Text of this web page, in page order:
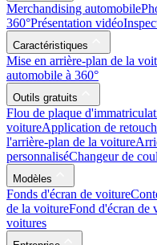
Merchandising automobile
360°Présentation vidéo
Caractéristiques
Mise en arrière-plan de la
automobile à 360°
Outils gratuits
Flou de plaque
voitureApplication de
l'arrière-plan de la voiture
personnaliséChangeur de
Modèles
Fonds d'écran de voiture
de la voitureFond d'écran de
voitures